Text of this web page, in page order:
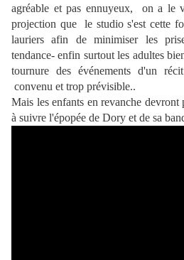
agréable et pas ennuyeux, on a le
projection que le studio s'est cette
lauriers afin de minimiser les
tendance- enfin surtout les adultes
tournure des événements d'un
convenu et trop prévisible..
Mais les enfants en revanche devront
à suivre l'épopée de Dory et de sa